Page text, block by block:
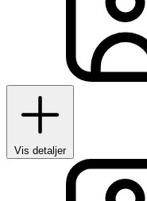
Vis detaljer